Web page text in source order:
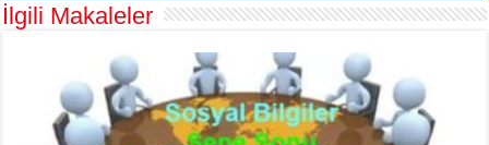
İlgili Makaleler